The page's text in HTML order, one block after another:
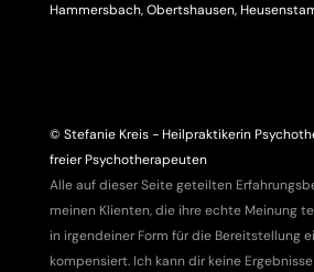
Hammersbach, Obertshausen,
© Stefanie Kreis - Heilpraktikerin
freier Psychotherapeuten
Alle auf dieser Seite geteilten
meinen Klienten, die ihre echte Meinung
in irgendeiner Form für die Bereitstellung
kompensiert. Ich kann dir keine